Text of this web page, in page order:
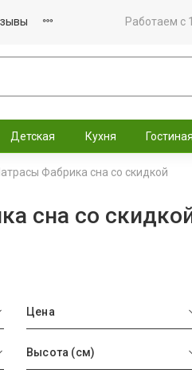
Работаем с
Детская Кухня Гостиная
Фабрика сна со скидкой
сна со
Цена
Высота (см)